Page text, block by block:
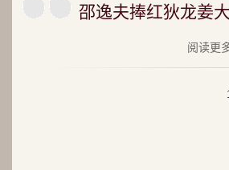
邵逸夫捧红狄龙姜
阅读更